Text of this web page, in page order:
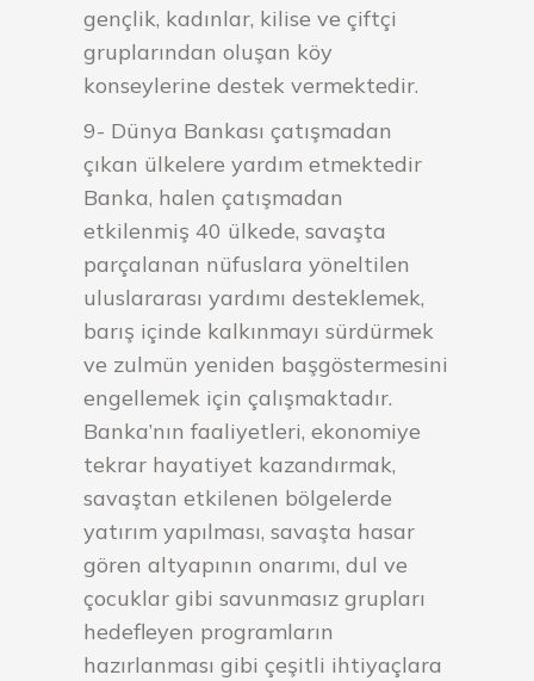
gençlik, kadınlar, kilise ve çiftçi
gruplarından oluşan köy
konseylerine destek vermektedir.
9- Dünya Bankası çatışmadan
çıkan ülkelere yardım etmektedir
Banka, halen çatışmadan
etkilenmiş 40 ülkede, savaşta
parçalanan nüfuslara yöneltilen
uluslararası yardımı desteklemek,
barış içinde kalkınmayı sürdürmek
ve zulmün yeniden başgöstermesini
engellemek için çalışmaktadır.
Banka’nın faaliyetleri, ekonomiye
tekrar hayatiyet kazandırmak,
savaştan etkilenen bölgelerde
yatırım yapılması, savaşta hasar
gören altyapının onarımı, dul ve
çocuklar gibi savunmasız grupları
hedefleyen programların
hazırlanması gibi çeşitli ihtiyaçlara